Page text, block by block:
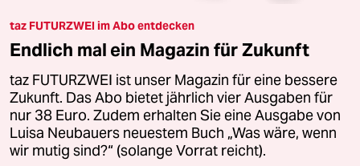
taz FUTURZWEI im Abo entdecken
Endlich mal ein Magazin für Zukunft
taz FUTURZWEI ist unser Magazin für eine bessere
Zukunft. Das Abo bietet jährlich vier Ausgaben für
nur 38 Euro. Zudem erhalten Sie eine Ausgabe von
Luisa Neubauers neuestem Buch „Was wäre, wenn
wir mutig sind?“ (solange Vorrat reicht).